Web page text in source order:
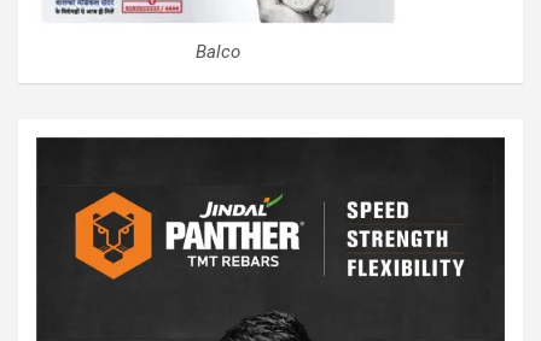
Balco